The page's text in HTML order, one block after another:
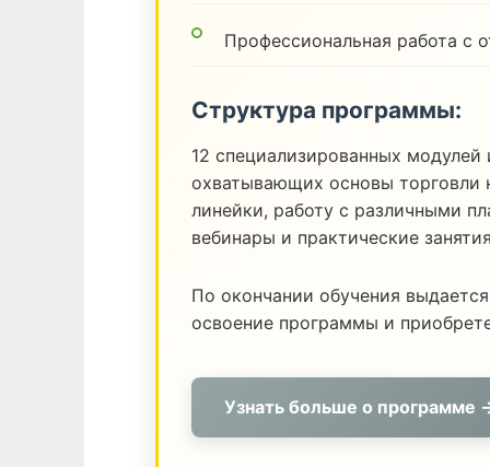
Профессиональная работа с
Структура программы:
12 специализированных
охватывающих основы торговли
линейки, работу с различными
вебинары и практические
По окончании обучения
освоение программы и
Узнать больше о программе